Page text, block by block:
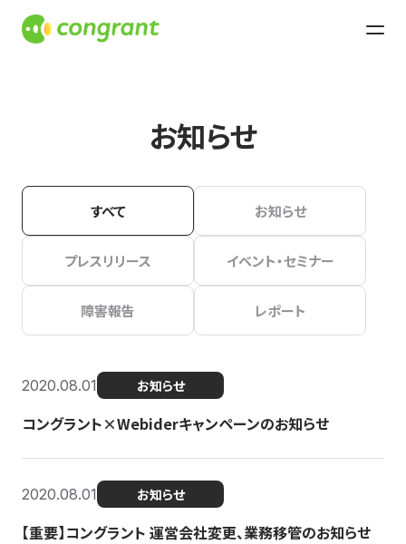
お知らせ
すべて お知らせ
プレスリリース イベント・セミナー
障害報告 レポート
2020.08.01 お知らせ
コングラント×Webiderキャンペーンのお知らせ
2020.08.01 お知らせ
【重要】コングラント 運営会社変更、業務移管のお知らせ